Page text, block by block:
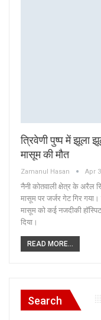
त्रिवेणी पुष्प में झूला
मासूम की मौत
Zamanul Hasan Apr
नैनी कोतवाली क्षेत्र के अरैल
मासूम पर जर्जर गेट गिर
मासूम को कई नजदीकी
दिया।
READ MORE...
Search